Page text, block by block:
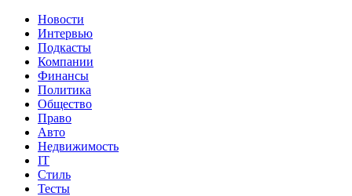
Новости
Интервью
Подкасты
Компании
Финансы
Политика
Общество
Право
Авто
Недвижимость
IT
Стиль
Тесты